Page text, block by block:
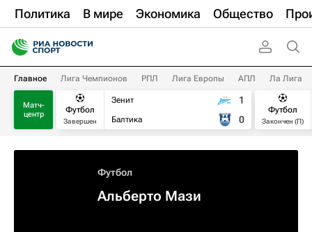
Политика В мире Экономика Общество
Главное Лига Чемпионов РПЛ Лига Европы АПЛ Ла Лига
Матч-
центр
Футбол
Завершен
Зенит
Балтика
1
0
Футбол
Закончен (П)
Футбол
Альберто Мази